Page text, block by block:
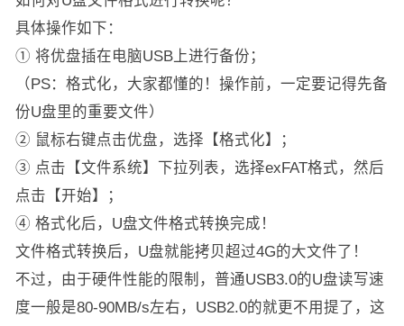
具体操作如下：
① 将优盘插在电脑USB上进行备份；
（PS：格式化，大家都懂的！操作前，一定要记得先备
份U盘里的重要文件）
② 鼠标右键点击优盘，选择【格式化】；
③ 点击【文件系统】下拉列表，选择exFAT格式，然后
点击【开始】；
④ 格式化后，U盘文件格式转换完成！
文件格式转换后，U盘就能拷贝超过4G的大文件了！
不过，由于硬件性能的限制，普通USB3.0的U盘读写速
度一般是80-90MB/s左右，USB2.0的就更不用提了，这